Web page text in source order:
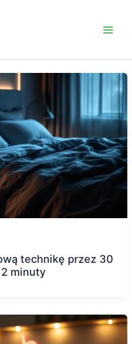
technikę przez 30
minuty